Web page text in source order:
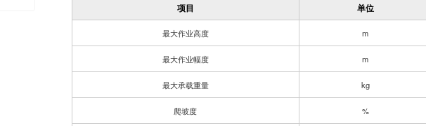
项目 单位
最大作业高度 m
最大作业幅度 m
最大承载重量 kg
爬坡度 %